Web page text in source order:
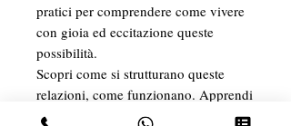
pratici per comprendere come vivere
con gioia ed eccitazione queste
possibilità.
Scopri come si strutturano queste
relazioni, come funzionano. Apprendi
come entrare in questo mondo in